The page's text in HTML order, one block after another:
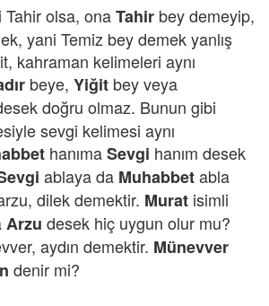
olsa, onaTahir bey demeyip,
yani Temiz bey demek yanlış
kahraman kelimeleri aynı
beye, Yiğit bey veya
doğru olmaz. Bunun gibi
sevgi kelimesi aynı
hanımaSevgi hanım desek
ablaya da Muhabbetabla
dilek demektir. Murat isimli
Arzu desek hiç uygun olur mu?
aydın demektir. Münevver
denir mi?